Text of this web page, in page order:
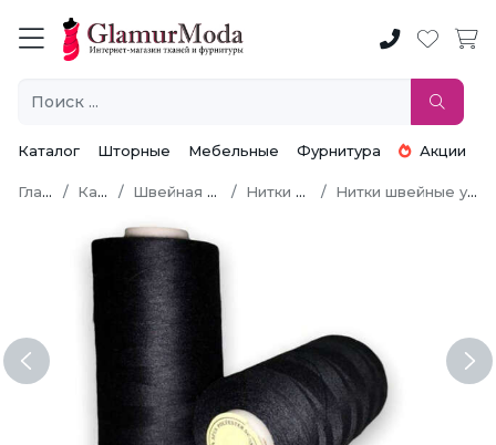
Каталог Шторные Мебельные Фурнитура Акции
Главная Каталог Швейная фурнитура Нитки швейные Нитки швейные универсальные
Previous